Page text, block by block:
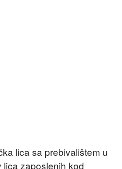
lica sa prebivalištem u
lica zaposlenih kod